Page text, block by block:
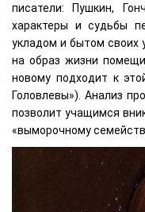
писатели: Пушкин,
характеры и судьбы
укладом и бытом своих
на образ жизни
новому подходит к
Головлевы»). Анализ
позволит учащимся
«выморочному